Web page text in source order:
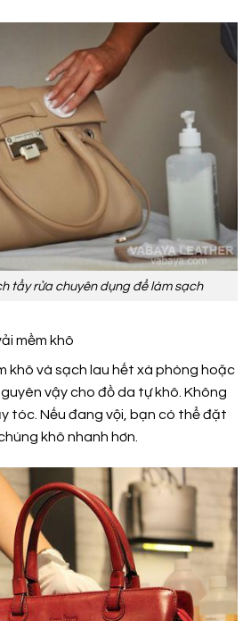
tẩy rửa chuyên dụng để làm sạch
mềm khô
khô và sạch lau hết xà phòng hoặc
vậy cho đồ da tự khô. Không
tóc. Nếu đang vội, bạn có thể đặt
khô nhanh hơn.